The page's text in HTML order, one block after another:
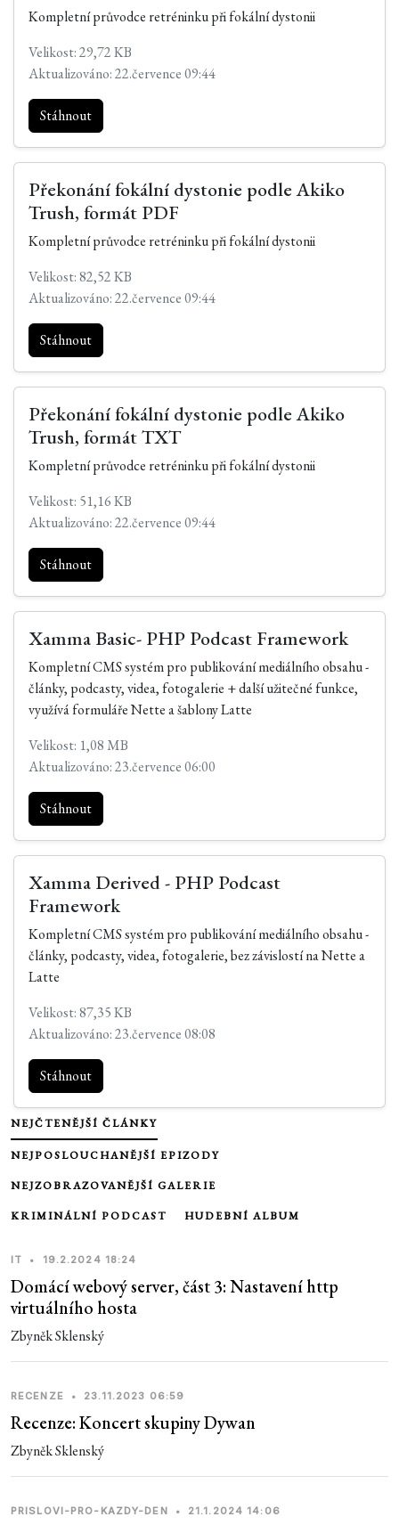
Kompletní průvodce retréninku při fokální dystonii
Velikost: 29,72 KB
Aktualizováno: 22.července 09:44
Stáhnout
Překonání fokální dystonie podle Akiko
Trush, formát PDF
Kompletní průvodce retréninku při fokální dystonii
Velikost: 82,52 KB
Aktualizováno: 22.července 09:44
Stáhnout
Překonání fokální dystonie podle Akiko
Trush, formát TXT
Kompletní průvodce retréninku při fokální dystonii
Velikost: 51,16 KB
Aktualizováno: 22.července 09:44
Stáhnout
Xamma Basic- PHP Podcast Framework
Kompletní CMS systém pro publikování mediálního obsahu -
články, podcasty, videa, fotogalerie + další užitečné funkce,
využívá formuláře Nette a šablony Latte
Velikost: 1,08 MB
Aktualizováno: 23.července 06:00
Stáhnout
Xamma Derived - PHP Podcast
Framework
Kompletní CMS systém pro publikování mediálního obsahu -
články, podcasty, videa, fotogalerie, bez závislostí na Nette a
Latte
Velikost: 87,35 KB
Aktualizováno: 23.července 08:08
Stáhnout
NEJČTENĚJŠÍ ČLÁNKY
NEJPOSLOUCHANĚJŠÍ EPIZODY
NEJZOBRAZOVANĚJŠÍ GALERIE
KRIMINÁLNÍ PODCAST HUDEBNÍ ALBUM
IT • 19.2.2024 18:24
Domácí webový server, část 3: Nastavení http
virtuálního hosta
Zbyněk Sklenský
RECENZE • 23.11.2023 06:59
Recenze: Koncert skupiny Dywan
Zbyněk Sklenský
PRISLOVI-PRO-KAZDY-DEN • 21.1.2024 14:06